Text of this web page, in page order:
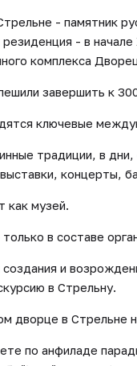
- памятник
- в
комплекса
завершить к
ключевые
традиции, в
концерты,
как музей.
в составе
создания и
в Стрельну.
дворце в
по анфиладе